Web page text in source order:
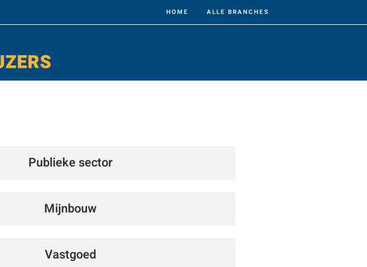
HOME ALLE BRANCHES
Publieke sector
Mijnbouw
Vastgoed